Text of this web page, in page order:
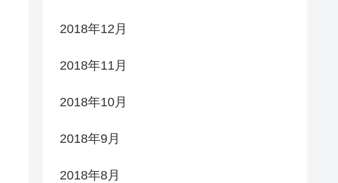
2018年12月
2018年11月
2018年10月
2018年9月
2018年8月